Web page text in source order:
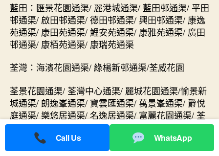
藍田：匯景花園通渠/ 麗港城通渠/ 藍田邨通渠/ 平田
邨通渠/ 啟田邨通渠/ 德田邨通渠/ 興田邨通渠/ 康逸
苑通渠/ 康田苑通渠/ 鯉安苑通渠/ 康雅苑通渠/ 廣田
邨通渠/ 康栢苑通渠/ 康瑞苑通渠
荃灣：海濱花園通渠/ 綠楊新邨通渠/荃威花園
荃景花園通渠/ 荃灣中心通渠/ 麗城花園通渠/愉景新
城通渠/ 朗逸峯通渠/ 寶雲匯通渠/ 萬景峯通渠/ 爵悅
庭通渠/ 樂悠居通渠/ 名逸居通渠/ 富麗花園通渠/ 荃
灣花園通渠/ 石圍角邨通渠/ 錦豐苑通渠/ 荃德花園通
渠/ 韻濤居通渠/ 灣景花園通渠/ 翠景臺 通渠/ 海濤花
園通渠/ 恆麗苑通渠/ 金麗苑通渠/ 新麗苑通渠
Call Us WhatsApp